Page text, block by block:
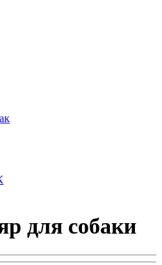
для собаки